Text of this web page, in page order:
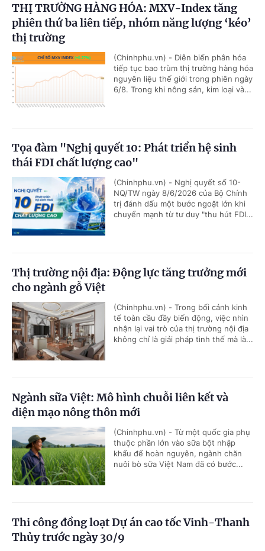
THỊ TRƯỜNG HÀNG HÓA: MXV-Index tăng
phiên thứ ba liên tiếp, nhóm năng lượng ‘kéo’
thị trường
(Chinhphu.vn) - Diễn biến phân hóa
tiếp tục bao trùm thị trường hàng hóa
nguyên liệu thế giới trong phiên ngày
6/8. Trong khi nông sản, kim loại và...
Tọa đàm "Nghị quyết 10: Phát triển hệ sinh
thái FDI chất lượng cao"
(Chinhphu.vn) - Nghị quyết số 10-
NQ/TW ngày 8/6/2026 của Bộ Chính
trị đánh dấu một bước ngoặt lớn khi
chuyển mạnh từ tư duy "thu hút FDI...
Thị trường nội địa: Động lực tăng trưởng mới
cho ngành gỗ Việt
(Chinhphu.vn) - Trong bối cảnh kinh
tế toàn cầu đầy biến động, việc nhìn
nhận lại vai trò của thị trường nội địa
không chỉ là giải pháp tình thế mà là...
Ngành sữa Việt: Mô hình chuỗi liên kết và
diện mạo nông thôn mới
(Chinhphu.vn) - Từ một quốc gia phụ
thuộc phần lớn vào sữa bột nhập
khẩu để hoàn nguyên, ngành chăn
nuôi bò sữa Việt Nam đã có bước...
Thi công đồng loạt Dự án cao tốc Vinh-Thanh
Thủy trước ngày 30/9